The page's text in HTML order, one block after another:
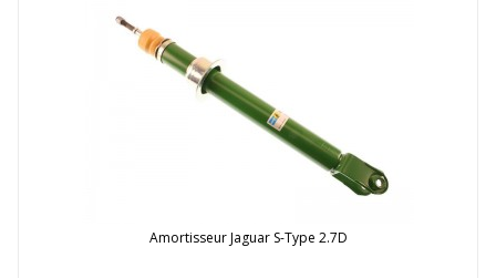
Amortisseur Jaguar S-Type 2.7D